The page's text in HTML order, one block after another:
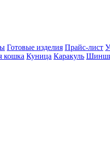
Готовые изделия Прайс-лист
кошка Куница Каракуль